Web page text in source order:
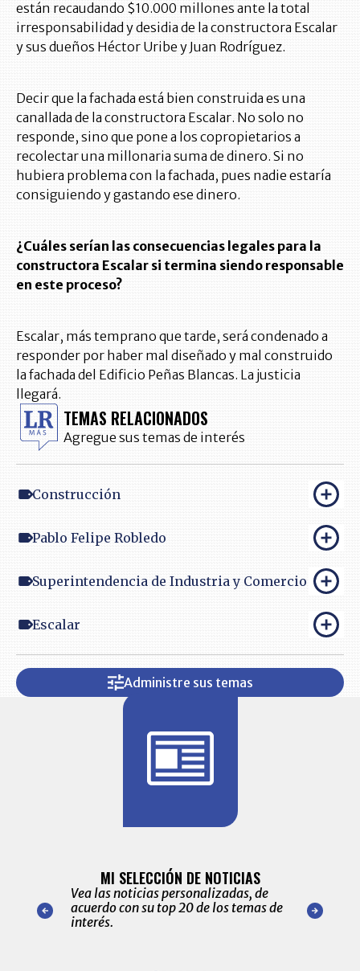
están recaudando $10.000 millones ante la total
irresponsabilidad y desidia de la constructora Escalar
y sus dueños Héctor Uribe y Juan Rodríguez.
Decir que la fachada está bien construida es una
canallada de la constructora Escalar. No solo no
responde, sino que pone a los copropietarios a
recolectar una millonaria suma de dinero. Si no
hubiera problema con la fachada, pues nadie estaría
consiguiendo y gastando ese dinero.
¿Cuáles serían las consecuencias legales para la
constructora Escalar si termina siendo responsable
en este proceso?
Escalar, más temprano que tarde, será condenado a
responder por haber mal diseñado y mal construido
la fachada del Edificio Peñas Blancas. La justicia
llegará.
TEMAS RELACIONADOS
Agregue sus temas de interés
Construcción
Pablo Felipe Robledo
Superintendencia de Industria y Comercio
Escalar
Administre sus temas
nuestro
para
MI SELECCIÓN DE NOTICIAS
Vea las noticias personalizadas, de
acuerdo con su top 20 de los temas de
interés.
de las